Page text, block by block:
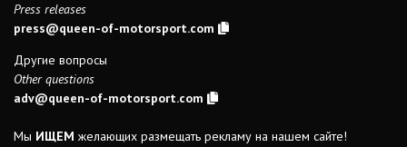
Press releases
press@queen-of-motorsport.com
Другие вопросы
Other questions
adv@queen-of-motorsport.com
Мы ИЩЕМ желающих размещать рекламу на нашем сайте!